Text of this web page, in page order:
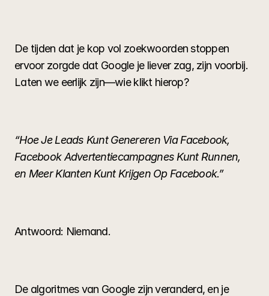
De tijden dat je kop vol zoekwoorden stoppen
ervoor zorgde dat Google je liever zag, zijn voorbij.
Laten we eerlijk zijn—wie klikt hierop?
“Hoe Je Leads Kunt Genereren Via Facebook,
Facebook Advertentiecampagnes Kunt Runnen,
en Meer Klanten Kunt Krijgen Op Facebook.”
Antwoord: Niemand.
De algoritmes van Google zijn veranderd, en je